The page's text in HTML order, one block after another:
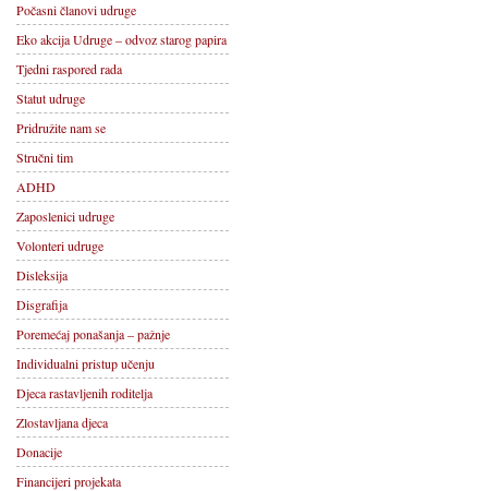
Počasni članovi udruge
Eko akcija Udruge – odvoz starog papira
Tjedni raspored rada
Statut udruge
Pridružite nam se
Stručni tim
ADHD
Zaposlenici udruge
Volonteri udruge
Disleksija
Disgrafija
Poremećaj ponašanja – pažnje
Individualni pristup učenju
Djeca rastavljenih roditelja
Zlostavljana djeca
Donacije
Financijeri projekata